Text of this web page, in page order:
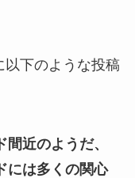
以下のような投稿
間近のようだ、
には多くの関心